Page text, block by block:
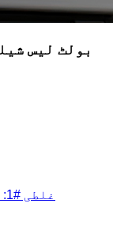
بولٹ لیس
غلطی #1: ہدایات کو احتیاط سے نہیں پڑھنا